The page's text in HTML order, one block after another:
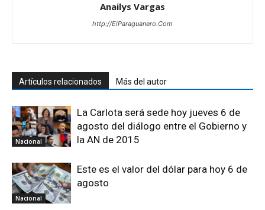
Anailys Vargas
http://ElParaguanero.Com
Artículos relacionados Más del autor
Nacional
La Carlota será sede hoy jueves 6 de
agosto del diálogo entre el Gobierno y
la AN de 2015
Nacional
Este es el valor del dólar para hoy 6 de
agosto